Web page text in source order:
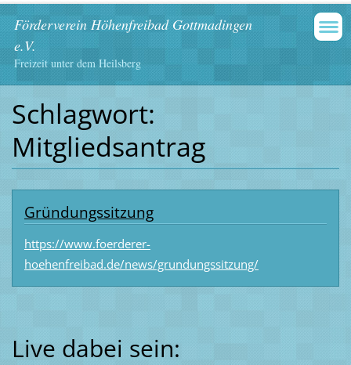
Förderverein Höhenfreibad Gottmadingen
e.V.
Freizeit unter dem Heilsberg
Schlagwort:
Mitgliedsantrag
Gründungssitzung
https://www.foerderer-
hoehenfreibad.de/news/grundungssitzung/
Live dabei sein: